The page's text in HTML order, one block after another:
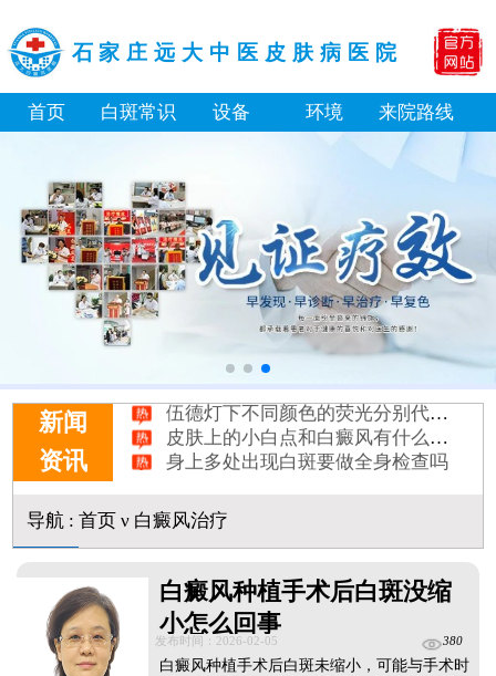
石家庄远大中医皮肤病医院
首页 白斑常识 设备 环境 来院路线
新闻
资讯
身体黑色素缺失是什么原因引起
白癜风打复色针有没有治好的案例
白癜风最初征兆什么样图片
初期白癜风和普通的色素减退斑怎么区分
伍德灯下不同颜色的荧光分别代表什么病
皮肤上的小白点和白癜风有什么区别
身上多处出现白斑要做全身检查吗
淘宝购买的伍德灯检查白斑准确吗
美国进口308激光照白癜风一个光斑大概费用多少
导航: 首页ν 白癜风治疗
白癜风种植手术后白斑没缩
小怎么回事
发布时间：2026-02-05 380
白癜风种植手术后白斑未缩小，可能与手术时